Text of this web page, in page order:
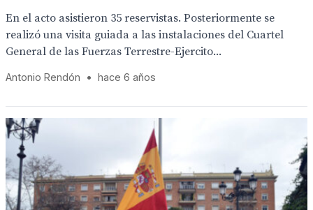
En el acto asistieron 35 reservistas. Posteriormente se
realizó una visita guiada a las instalaciones del Cuartel
General de las Fuerzas Terrestre-Ejercito...
Antonio Rendón • hace 6 años